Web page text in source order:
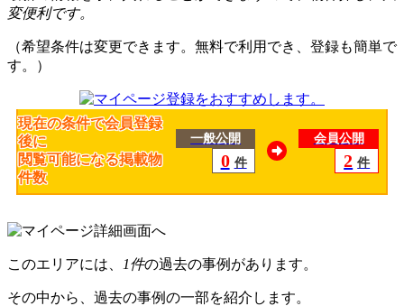
変便利です。
（希望条件は変更できます。無料で利用でき、登録も簡単で
す。）
現在の条件で会員登録
後に
閲覧可能になる掲載物
件数
一般公開
0 件
会員公開
2 件
このエリアには、 1件の過去の事例があります。
その中から、過去の事例の一部を紹介します。